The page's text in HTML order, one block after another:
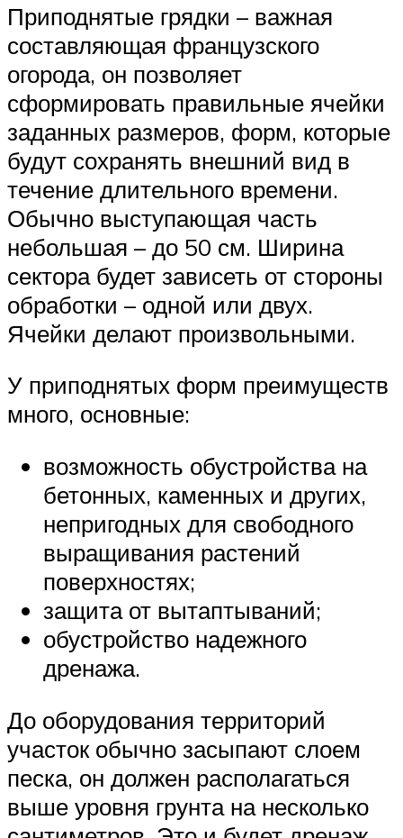
Приподнятые грядки – важная
составляющая французского
огорода, он позволяет
сформировать правильные ячейки
заданных размеров, форм, которые
будут сохранять внешний вид в
течение длительного времени.
Обычно выступающая часть
небольшая – до 50 см. Ширина
сектора будет зависеть от стороны
обработки – одной или двух.
Ячейки делают произвольными.
У приподнятых форм преимуществ
много, основные:
возможность обустройства на
бетонных, каменных и других,
непригодных для свободного
выращивания растений
поверхностях;
защита от вытаптываний;
обустройство надежного
дренажа.
До оборудования территорий
участок обычно засыпают слоем
песка, он должен располагаться
выше уровня грунта на несколько